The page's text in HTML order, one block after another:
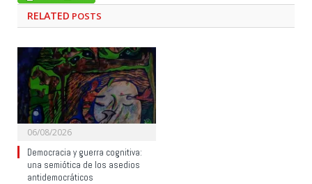
RELATED POSTS
06/08/2026
Democracia y guerra cognitiva:
una semiótica de los asedios
antidemocráticos